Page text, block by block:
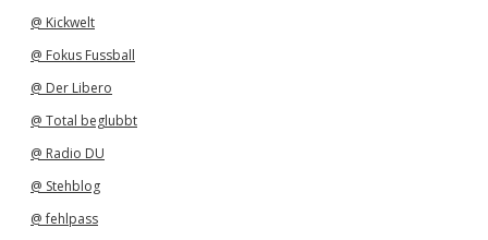
@ Kickwelt
@ Fokus Fussball
@ Der Libero
@ Total beglubbt
@ Radio DU
@ Stehblog
@ fehlpass